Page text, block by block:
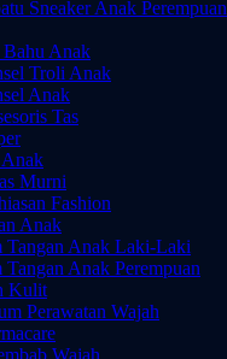
Sneaker Anak Perempuan
Bahu Anak
Troli Anak
Anak
Tas
Anak
Murni
Fashion
Anak
Tangan Anak Laki-Laki
Tangan Anak Perempuan
Kulit
Perawatan Wajah
Wajah